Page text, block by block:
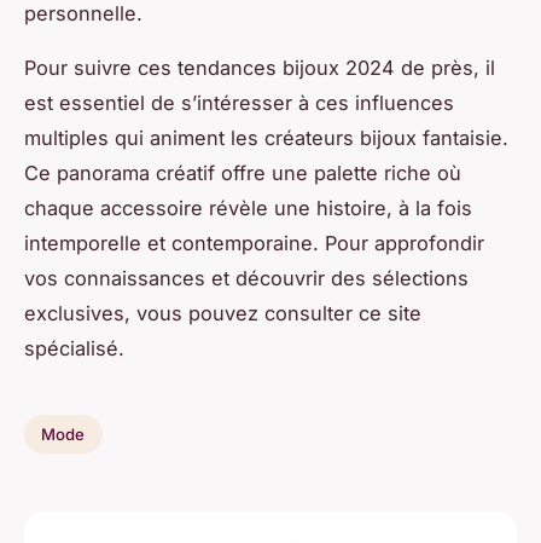
personnelle.
Pour suivre ces tendances bijoux 2024 de près, il
est essentiel de s’intéresser à ces influences
multiples qui animent les créateurs bijoux fantaisie.
Ce panorama créatif offre une palette riche où
chaque accessoire révèle une histoire, à la fois
intemporelle et contemporaine. Pour approfondir
vos connaissances et découvrir des sélections
exclusives, vous pouvez consulter ce site
spécialisé.
Mode